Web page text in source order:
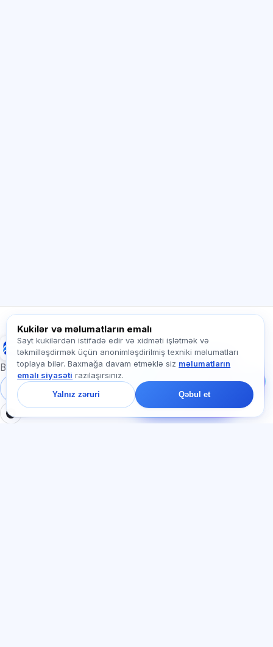
Exalify
Beynəlxalq dil imtahanlarına hazırlıq
Daxil ol
Qeydiyyat
Bizə yazın!
Tariflər, imtahanlar və
barədə soruşun — çatda
bir dəqiqə ərzində
cavab veririk.
Kukilər və məlumatların emalı
Sayt kukilərdən istifadə edir və xidməti işlətmək və
təkmilləşdirmək üçün anonimləşdirilmiş texniki məlumatları
toplaya bilər. Baxmağa davam etməklə siz məlumatların
emalı siyasəti razılaşırsınız.
Yalnız zəruri Qəbul et